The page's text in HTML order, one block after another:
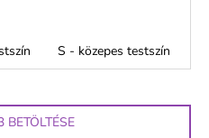
S - közepes testszín
BETÖLTÉSE